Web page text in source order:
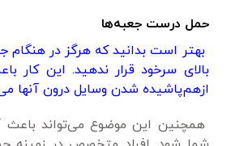
حمل درست جعبه‌ها
بهتر است بدانید که هرگز در هنگام
بالای سرخود قرار ندهید. این کار
ازهم‌پاشیده شدن وسایل درون آنها
همچنین این موضوع می‌تواند